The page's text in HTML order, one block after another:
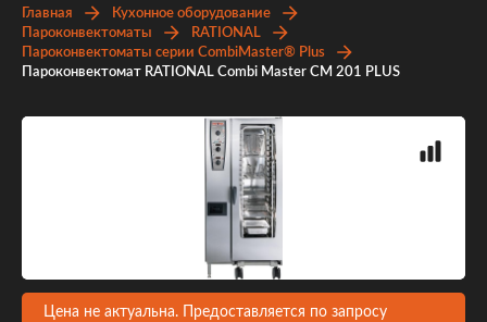
Главная
Кухонное оборудование
Пароконвектоматы
RATIONAL
Пароконвектоматы серии CombiMaster® Plus
Пароконвектомат RATIONAL Combi Master CM 201 PLUS
Цена не актуальна. Предоставляется по запросу